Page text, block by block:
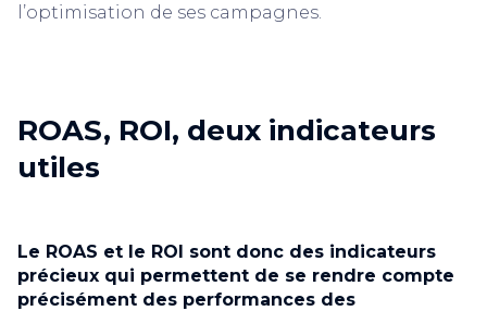
l’optimisation de ses campagnes.
ROAS, ROI, deux indicateurs
utiles
Le ROAS et le ROI sont donc des indicateurs
précieux qui permettent de se rendre compte
précisément des performances des